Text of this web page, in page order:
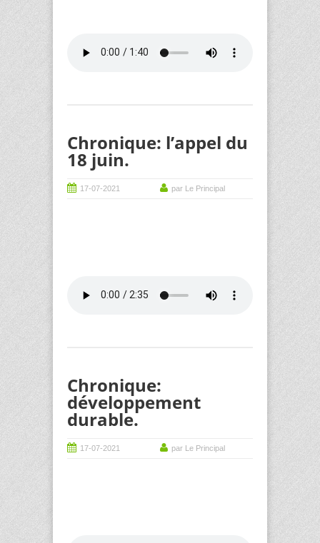
Chronique: l’appel du
18 juin.
17-07-2021 par Le Principal
Chronique:
développement
durable.
17-07-2021 par Le Principal